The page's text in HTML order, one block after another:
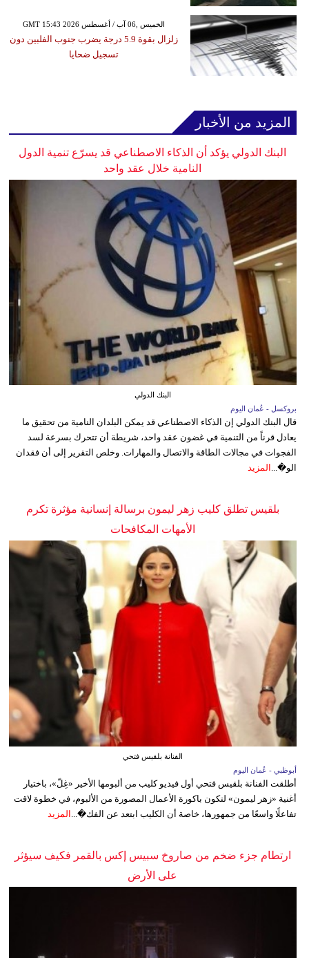
GMT 15:43 2026 الخميس ,06 آب / أغسطس
زلزال بقوة 5.9 درجة يضرب جنوب الفلبين دون
تسجيل ضحايا
المزيد من الأخبار
البنك الدولي يؤكد أن الذكاء الاصطناعي قد يسرّع تنمية الدول
النامية خلال عقد واحد
البنك الدولي
بروكسل - عُمان اليوم
قال البنك الدولي إن الذكاء الاصطناعي قد يمكن البلدان النامية من تحقيق ما
يعادل قرناً من التنمية في غضون عقد واحد، شريطة أن تتحرك بسرعة لسد
الفجوات في مجالات الطاقة والاتصال والمهارات. وخلص التقرير إلى أن فقدان
الو�... المزيد
بلقيس تطلق كليب زهر ليمون برسالة إنسانية مؤثرة تكرم
الأمهات المكافحات
الفنانة بلقيس فتحي
أبوظبي - عُمان اليوم
أطلقت الفنانة بلقيس فتحي أول فيديو كليب من ألبومها الأخير «غِلّ»، باختيار
أغنية «زهر ليمون» لتكون باكورة الأعمال المصورة من الألبوم، في خطوة لاقت
تفاعلًا واسعًا من جمهورها، خاصة أن الكليب ابتعد عن الفك�... المزيد
ارتطام جزء ضخم من صاروخ سبيس إكس بالقمر فكيف سيؤثر
على الأرض